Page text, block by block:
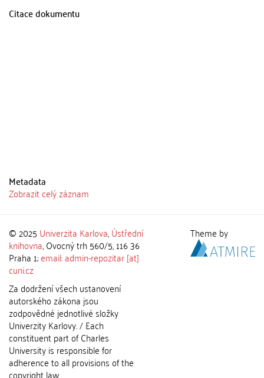
Citace dokumentu
Metadata
Zobrazit celý záznam
© 2025 Univerzita Karlova,Ústřední
knihovna, Ovocný trh 560/5, 116 36
Praha 1;email: admin-repozitar [at]
cuni.cz
Za dodržení všech ustanovení
autorského zákona jsou
zodpovědné jednotlivé složky
Univerzity Karlovy. / Each
constituent part of Charles
University is responsible for
adherence to all provisions of the
copyright law.
Theme by